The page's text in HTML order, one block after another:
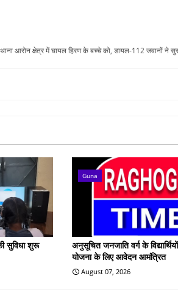
आरोन क्षेत्र में घायल हिरण के बच्चे को, डायल-112 जवानों ने
सुविधा शुरू
Guna
अनुसूचित जनजाति वर्ग के
योजना के लिए आवेदन आमंत्रित
August 07, 2026